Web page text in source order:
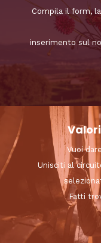
Compila il form,
inserimento sul
Vuoi
Unisciti al
Fatti